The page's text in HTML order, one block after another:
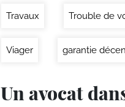
Travaux Trouble de
Viager garantie
Un avocat